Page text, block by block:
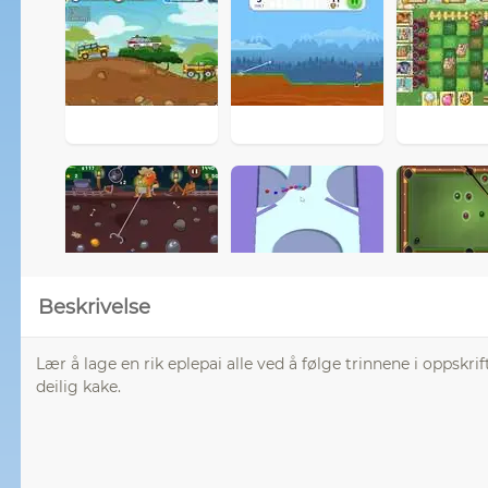
Beskrivelse
Lær å lage en rik eplepai alle ved å følge trinnene i
deilig kake.